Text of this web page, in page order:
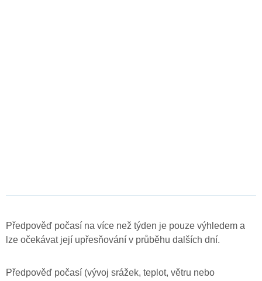
Předpověď počasí na více než týden je pouze výhledem a
lze očekávat její upřesňování v průběhu dalších dní.
Předpověď počasí (vývoj srážek, teplot, větru nebo